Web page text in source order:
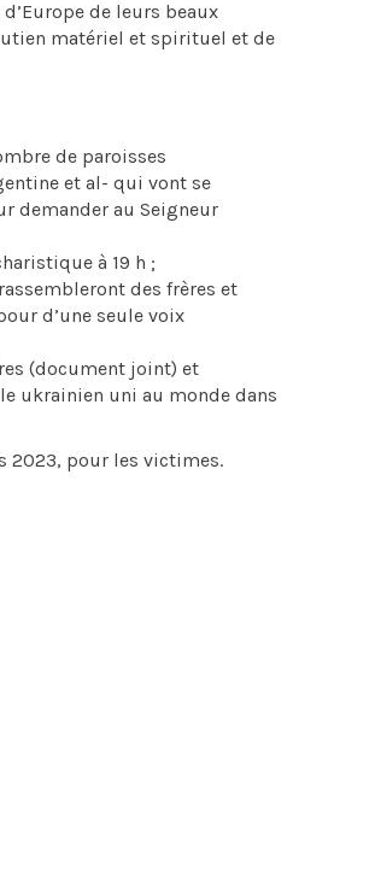
de leurs beaux
matériel et spirituel et de
de paroisses
et al- qui vont se
demander au Seigneur
à 19 h ;
des frères et
d’une seule voix
(document joint) et
ukrainien uni au monde dans
2023, pour les victimes.